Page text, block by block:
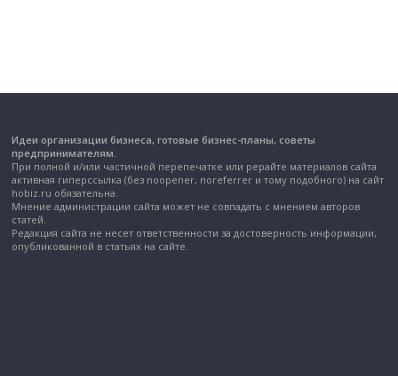
Идеи организации бизнеса, готовые бизнес-планы, советы
предпринимателям.
При полной и/или частичной перепечатке или рерайте материалов сайта
активная гиперссылка (без noopener, noreferrer и тому подобного) на сайт
hobiz.ru обязательна.
Мнение администрации сайта может не совпадать с мнением авторов
статей.
Редакция сайта не несет ответственности за достоверность информации,
опубликованной в статьях на сайте.